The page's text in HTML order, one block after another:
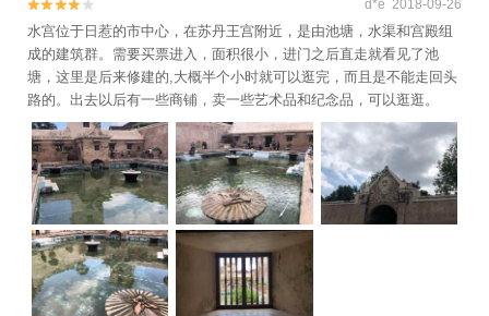

 d*e 2018-09-26
水宫位于日惹的市中心，在苏丹王宫附近，是由池塘，水渠和宫殿组
成的建筑群。需要买票进入，面积很小，进门之后直走就看见了池
塘，这里是后来修建的,大概半个小时就可以逛完，而且是不能走回头
路的。出去以后有一些商铺，卖一些艺术品和纪念品，可以逛逛。